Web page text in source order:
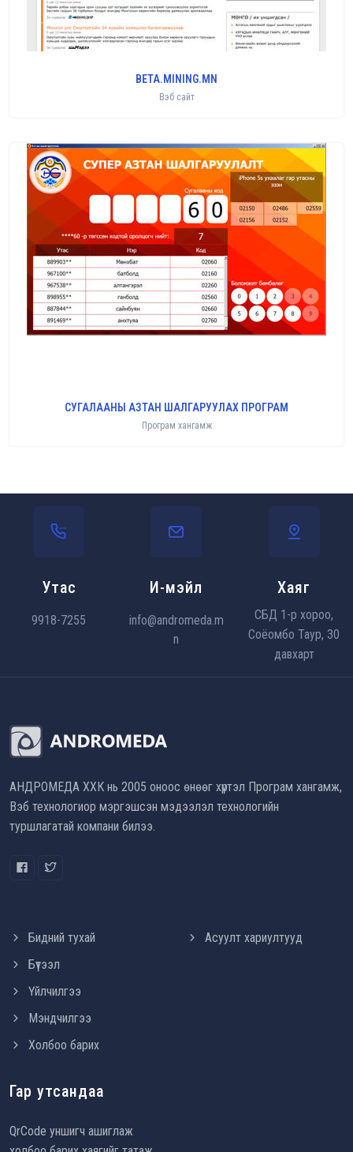
BETA.MINING.MN
Вэб сайт
СУГАЛААНЫ АЗТАН ШАЛГАРУУЛАХ ПРОГРАМ
Програм хангамж
Утас
9918-7255
И-мэйл
info@andromeda.m
n
Хаяг
СБД 1-р хороо,
Соёомбо Таур, 30
давхарт
АНДРОМЕДА ХХК нь 2005 оноос өнөөг хүртэл Програм хангамж,
Вэб технологиор мэргэшсэн мэдээлэл технологийн
туршлагатай компани билээ.
Бидний тухай
Бүтээл
Үйлчилгээ
Мэндчилгээ
Холбоо барих
Асуулт хариултууд
Гар утсандаа
QrCode уншигч ашиглаж